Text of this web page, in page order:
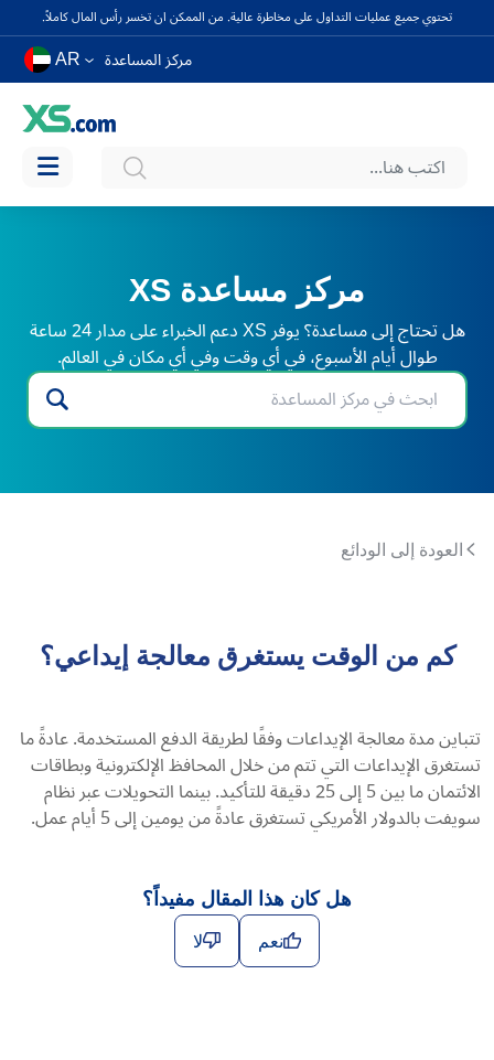
تحتوي جميع عمليات التداول على مخاطرة عالية. من الممكن ان تخسر رأس المال كاملاً.
مركز المساعدة AR
مركز مساعدة XS
هل تحتاج إلى مساعدة؟ يوفر XS دعم الخبراء على مدار 24 ساعة
طوال أيام الأسبوع، في أي وقت وفي أي مكان في العالم.
العودة إلى الودائع
كم من الوقت يستغرق معالجة إيداعي؟
تتباين مدة معالجة الإيداعات وفقًا لطريقة الدفع المستخدمة. عادةً ما
تستغرق الإيداعات التي تتم من خلال المحافظ الإلكترونية وبطاقات
الائتمان ما بين 5 إلى 25 دقيقة للتأكيد. بينما التحويلات عبر نظام
سويفت بالدولار الأمريكي تستغرق عادةً من يومين إلى 5 أيام عمل.
هل كان هذا المقال مفيداً؟
نعم لا